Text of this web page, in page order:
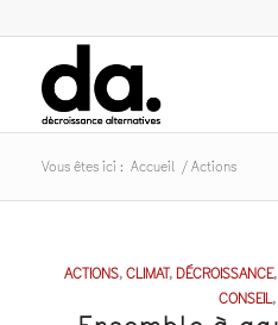
Vous êtes ici : Accueil / Actions
ACTIONS,CLIMAT,DÉCROISSANCE,
CONSEIL,